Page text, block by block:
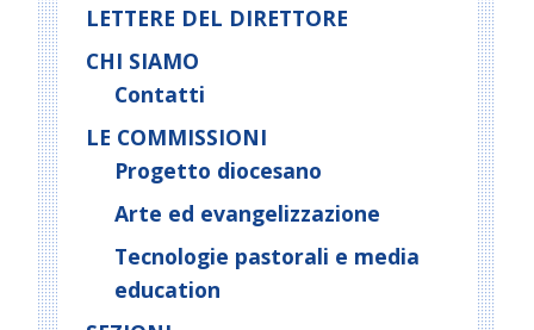
LETTERE DEL DIRETTORE
CHI SIAMO
Contatti
LE COMMISSIONI
Progetto diocesano
Arte ed evangelizzazione
Tecnologie pastorali e media
education